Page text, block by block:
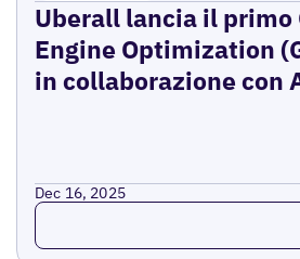
Uberall lancia il primo
Engine Optimization
in collaborazione con
Dec 16, 2025
Read more